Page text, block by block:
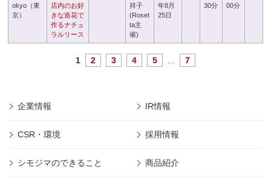
okyo（東
京）
店内のお好
きな造花で
作るナチュ
ラルリース
祥子
(Roset
ta主
催)
年8月
25日
30分
00分
1 2 3 4 5 7
企業情報 IR情報
CSR・環境 採用情報
シモジマのできること 商品紹介